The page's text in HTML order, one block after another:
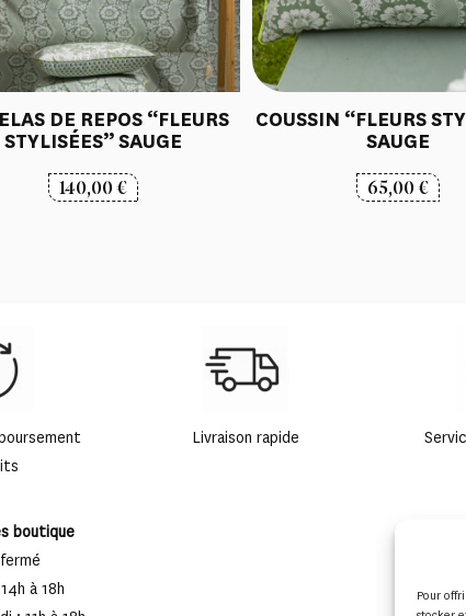
Pour
DE REPOS “FLEURS
STYLISÉES” SAUGE
140,00€
COUSSIN “FLEURS
SAUGE
65,00€
Livraison rapide
boutique
à 18h